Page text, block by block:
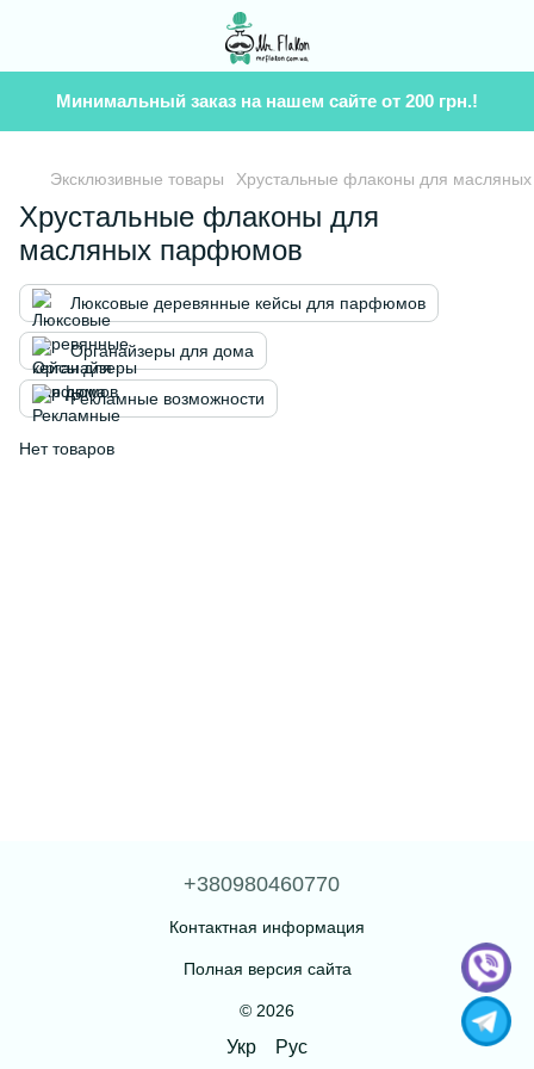
Минимальный заказ на нашем сайте от 200 грн.!
Эксклюзивные товары Хрустальные флаконы для
Хрустальные флаконы для
масляных парфюмов
Люксовые деревянные кейсы для парфюмов
Органайзеры для дома
Рекламные возможности
Нет товаров
+380980460770
Контактная информация
Полная версия сайта
© 2026
Укр Рус